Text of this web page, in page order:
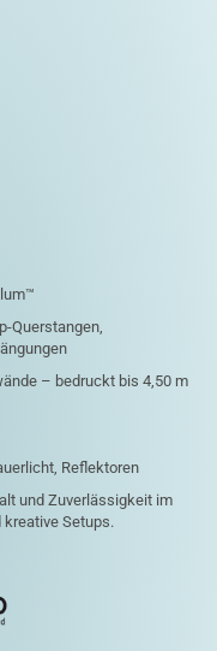
Querstangen,
– bedruckt bis 4,50 m
Reflektoren
und Zuverlässigkeit im
Setups.